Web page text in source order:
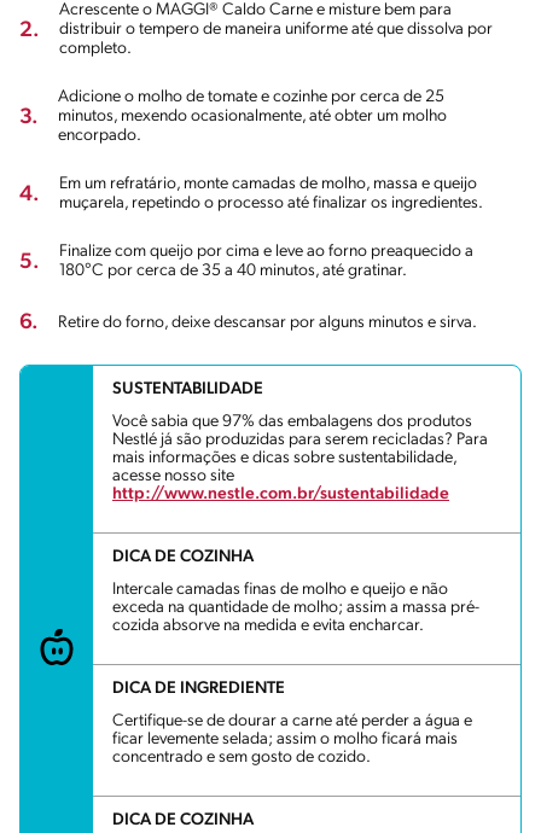
2.
Acrescente o MAGGI® Caldo Carne e misture bem para
distribuir o tempero de maneira uniforme até que dissolva por
completo.
3.
Adicione o molho de tomate e cozinhe por cerca de 25
minutos, mexendo ocasionalmente, até obter um molho
encorpado.
4.
Em um refratário, monte camadas de molho, massa e queijo
muçarela, repetindo o processo até finalizar os ingredientes.
5.
Finalize com queijo por cima e leve ao forno preaquecido a
180°C por cerca de 35 a 40 minutos, até gratinar.
6. Retire do forno, deixe descansar por alguns minutos e sirva.
SUSTENTABILIDADE
Você sabia que 97% das embalagens dos produtos
Nestlé já são produzidas para serem recicladas? Para
mais informações e dicas sobre sustentabilidade,
acesse nosso site
http://www.nestle.com.br/sustentabilidade
DICA DE COZINHA
Intercale camadas finas de molho e queijo e não
exceda na quantidade de molho; assim a massa pré-
cozida absorve na medida e evita encharcar.
DICA DE INGREDIENTE
Certifique-se de dourar a carne até perder a água e
ficar levemente selada; assim o molho ficará mais
concentrado e sem gosto de cozido.
DICA DE COZINHA